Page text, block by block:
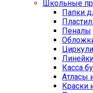
Школьные
Папки
Пеналы
Касса
Атласы
Краски